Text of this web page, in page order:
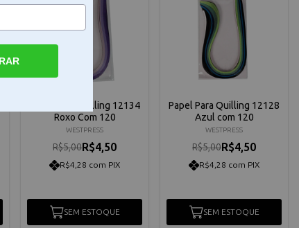
Papel Para Quilling 12134
Roxo Com 120
WESTPRESS
R$5,00R$4,50
R$4,28 com PIX
SEM ESTOQUE
Papel Para Quilling 12128
Azul com 120
WESTPRESS
R$5,00R$4,50
R$4,28 com PIX
SEM ESTOQUE